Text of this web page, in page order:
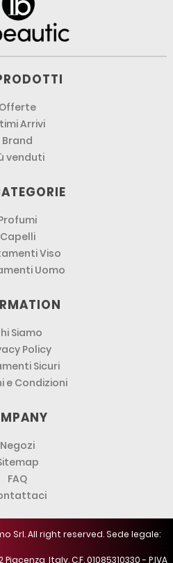
Offerte
Arrivi
Brand
venduti
Capelli
Viso
Uomo
Siamo
Policy
Sicuri
e Condizioni
Negozi
FAQ
Srl. All right reserved. Sede legale:
Italy. C.F. 01085310330 - P.IVA